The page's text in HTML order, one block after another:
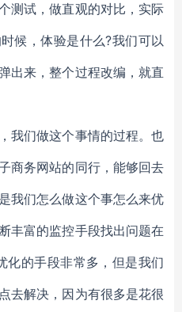
测试，做直观的对比，实际
候，体验是什么?我们可以
出来，整个过程改编，就直
我们做这个事情的过程。也
商务网站的同行，能够回去
我们怎么做这个事怎么来优
丰富的监控手段找出问题在
化的手段非常多，但是我们
去解决，因为有很多是花很